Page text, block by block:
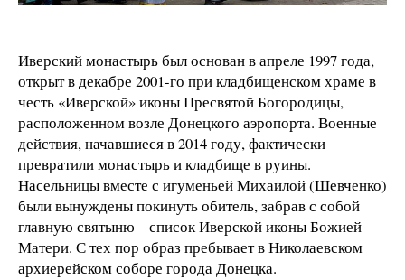
Иверский монастырь был основан в апреле 1997 года,
открыт в декабре 2001-го при кладбищенском храме в
честь «Иверской» иконы Пресвятой Богородицы,
расположенном возле Донецкого аэропорта. Военные
действия, начавшиеся в 2014 году, фактически
превратили монастырь и кладбище в руины.
Насельницы вместе с игуменьей Михаилой (Шевченко)
были вынуждены покинуть обитель, забрав с собой
главную святыню – список Иверской иконы Божией
Матери. С тех пор образ пребывает в Николаевском
архиерейском соборе города Донецка.